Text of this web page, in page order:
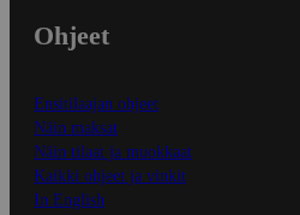
Ohjeet
Ensitilaajan ohjeet
Näin maksat
Näin tilaat ja muokkaat
Kaikki ohjeet ja vinkit
In English